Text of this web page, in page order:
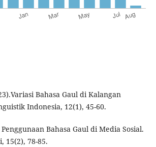
Bahasa Gaul di Kalangan
Indonesia, 12(1), 45-60.
Bahasa Gaul di Media Sosial.
15(2), 78-85.